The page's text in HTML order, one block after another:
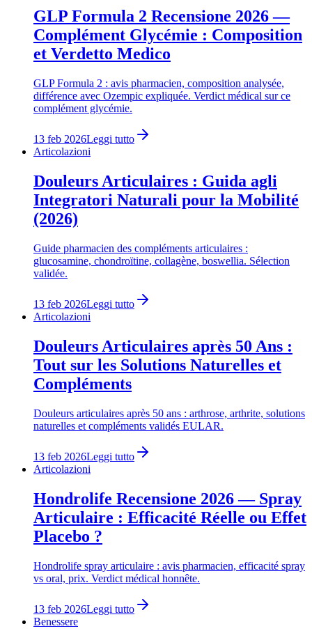
GLP Formula 2 Recensione 2026 —
Complément Glycémie : Composition
et Verdetto Medico
GLP Formula 2 : avis pharmacien, composition analysée,
différence avec Ozempic expliquée. Verdict médical sur ce
complément glycémie.
13 feb 2026Leggi tutto
Articolazioni
Douleurs Articulaires : Guida agli
Integratori Naturali pour la Mobilité
(2026)
Guide pharmacien des compléments articulaires :
glucosamine, chondroïtine, collagène, boswellia. Sélection
validée.
13 feb 2026Leggi tutto
Articolazioni
Douleurs Articulaires après 50 Ans :
Tout sur les Solutions Naturelles et
Compléments
Douleurs articulaires après 50 ans : arthrose, arthrite, solutions
naturelles et compléments validés EULAR.
13 feb 2026Leggi tutto
Articolazioni
Hondrolife Recensione 2026 — Spray
Articulaire : Efficacité Réelle ou Effet
Placebo ?
Hondrolife spray articulaire : avis pharmacien, efficacité spray
vs oral, prix. Verdict médical honnête.
13 feb 2026Leggi tutto
Benessere